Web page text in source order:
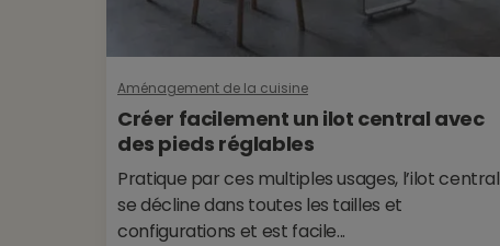
Aménagement de la cuisine
Créer facilement un ilot central avec
des pieds réglables
Pratique par ces multiples usages, l’ilot central
se décline dans toutes les tailles et
configurations et est facile...